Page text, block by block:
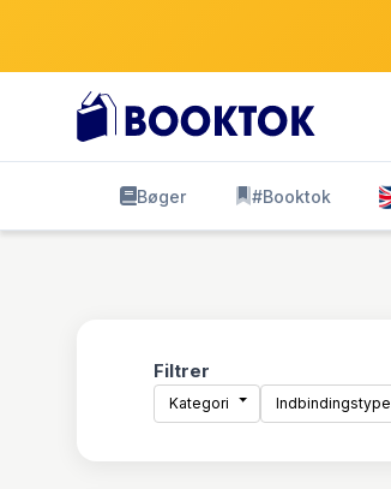
Bøger #Booktok
Filtrer
Kategori Indbindingstype